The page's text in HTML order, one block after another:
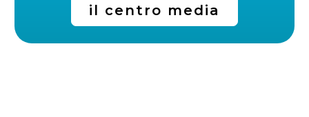
il centro media